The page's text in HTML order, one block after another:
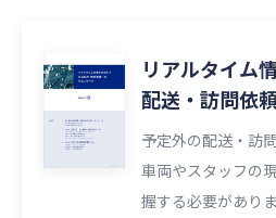
リアルタイム
配送・訪問依
予定外の配送・訪
車両やスタッフの
握する必要があり